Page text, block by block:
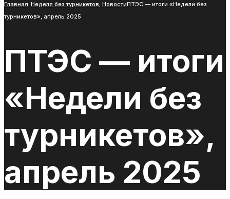
Главная Неделя без турникетов, НовостиПТЭС — итоги «Недели без
турникетов», апрель 2025
ПТЭС — итоги
«Недели без
турникетов»,
апрель 2025